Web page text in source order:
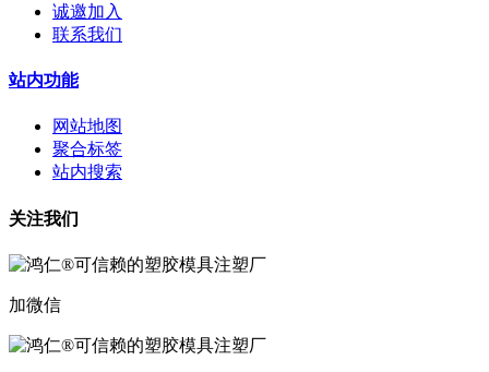
诚邀加入
联系我们
站内功能
网站地图
聚合标签
站内搜索
关注我们
加微信